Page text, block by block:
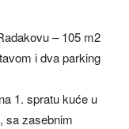
– 105 m2
i dva parking
1. spratu kuće u
sa zasebnim